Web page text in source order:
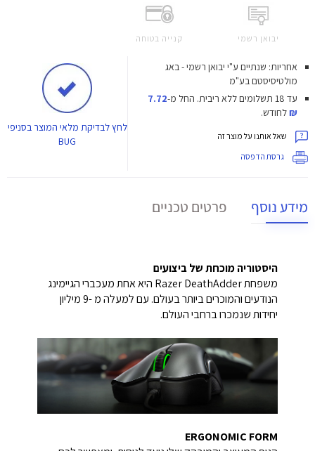
יבואן רשמי קנייה בטוחה
אחריות: שנתיים ע"י יבואן רשמי - באג
מולטיסיסטם בע"מ
עד 18 תשלומים ללא ריבית.
החל מ-7.72
₪לחודש.
שאל אותנו על מוצר זה
גרסת הדפסה
לחץלבדיקת מלאי המוצר בסניפי
BUG
מידע נוסף פרטים טכניים
היסטוריה מוכחת של ביצועים
משפחת Razer DeathAdder היא אחת מעכברי הגיימינג
הנודעים והמוכרים ביותר בעולם. עם למעלה מ -9 מיליון
יחידות שנמכרו ברחבי העולם.
ERGONOMIC FORM